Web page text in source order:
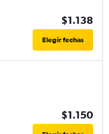
$1.138
Elegir fechas
$1.150